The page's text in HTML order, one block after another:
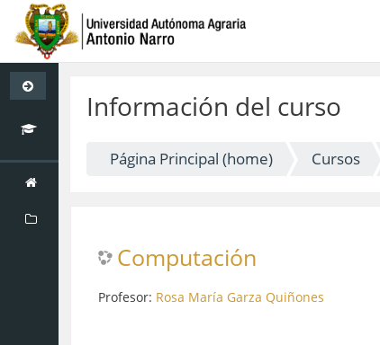
Saltar
contenidoInformación del curso
Página Principal (home) Cursos
Computación
Profesor: Rosa María Garza Quiñones